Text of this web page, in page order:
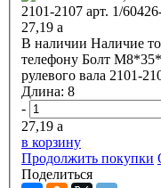
27,19 a
В наличии Наличие
телефону Болт
Длина: 8
-
27,19 a
в корзину
Продолжить покупки
Поделиться